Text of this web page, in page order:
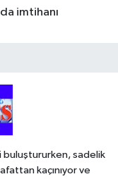
imtihanı
buluştururken, sadelik
kaçınıyor ve